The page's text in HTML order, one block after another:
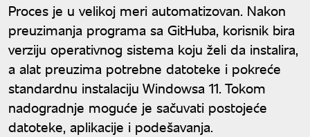
Proces je u velikoj meri automatizovan. Nakon
preuzimanja programa sa GitHuba, korisnik bira
verziju operativnog sistema koju želi da instalira,
a alat preuzima potrebne datoteke i pokreće
standardnu instalaciju Windowsa 11. Tokom
nadogradnje moguće je sačuvati postojeće
datoteke, aplikacije i podešavanja.